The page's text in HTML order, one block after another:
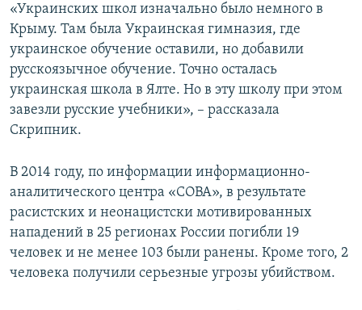
«Украинских школ изначально было немного в
Крыму. Там была Украинская гимназия, где
украинское обучение оставили, но добавили
русскоязычное обучение. Точно осталась
украинская школа в Ялте. Но в эту школу при этом
завезли русские учебники», – рассказала
Скрипник.
В 2014 году, по информации информационно-
аналитического центра «СОВА», в результате
расистских и неонацистски мотивированных
нападений в 25 регионах России погибли 19
человек и не менее 103 были ранены. Кроме того, 2
человека получили серьезные угрозы убийством.